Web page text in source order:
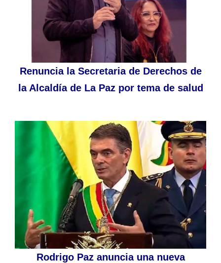
Renuncia la Secretaria de Derechos de
la Alcaldía de La Paz por tema de salud
Rodrigo Paz anuncia una nueva